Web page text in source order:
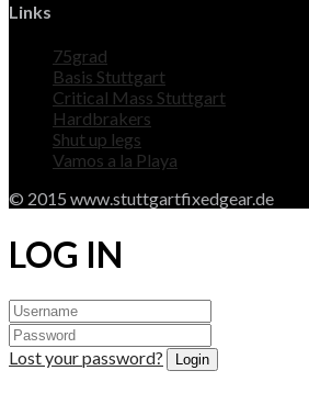
Links
75grad
Basis Stuttgart
Critical Mass Stuttgart
Hardbrakers
Shut up legs
Vamos a la Playa
© 2015 www.stuttgartfixedgear.de
LOG IN
Lost your password?